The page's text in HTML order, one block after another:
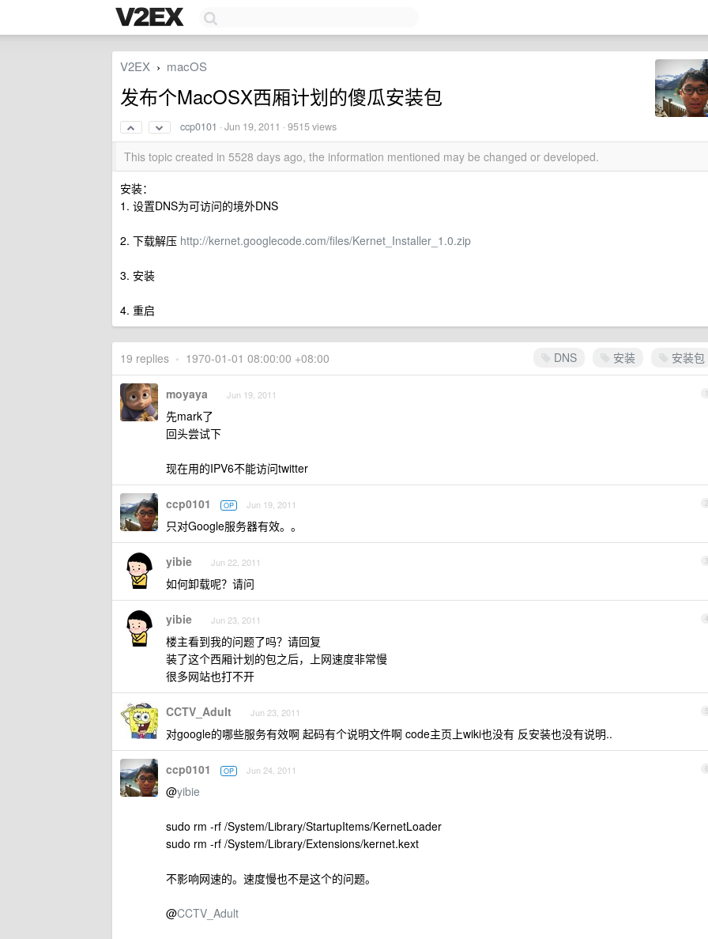
V2EX › macOS
发布个MacOSX西厢计划的傻瓜安装包
ccp0101 ·Jun 19, 2011 · 9515 views
This topic created in 5528 days ago, the information mentioned may be changed or developed.
安装：
1. 设置DNS为可访问的境外DNS
2. 下载解压 http://kernet.googlecode.com/files/Kernet_Installer_1.0.zip
3. 安装
4. 重启
DNS 安装 安装包
19 replies • 1970-01-01 08:00:00 +08:00
1
moyaya Jun 19, 2011
先mark了
回头尝试下
现在用的IPV6不能访问twitter
2
ccp0101 OP Jun 19, 2011
只对Google服务器有效。。
3
yibie Jun 22, 2011
如何卸载呢？请问
4
yibie Jun 23, 2011
楼主看到我的问题了吗？请回复
装了这个西厢计划的包之后，上网速度非常慢
很多网站也打不开
5
CCTV_Adult Jun 23, 2011
对google的哪些服务有效啊 起码有个说明文件啊 code主页上wiki也没有 反安装也没有说明..
6
ccp0101 OP Jun 24, 2011
@yibie
sudo rm -rf /System/Library/StartupItems/KernetLoader
sudo rm -rf /System/Library/Extensions/kernet.kext
不影响网速的。速度慢也不是这个的问题。
@CCTV_Adult